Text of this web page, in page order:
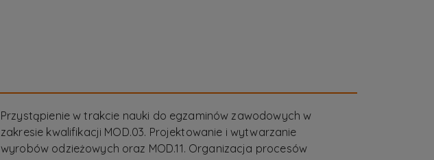
Przystąpienie w trakcie nauki do egzaminów zawodowych w
zakresie kwalifikacji MOD.03. Projektowanie i wytwarzanie
wyrobów odzieżowych oraz MOD.11. Organizacja procesów